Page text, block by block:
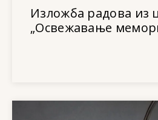
Изложба радова из
„Освежавање